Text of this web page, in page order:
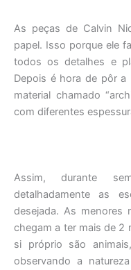
As peças de Calvin
papel. Isso porque ele
todos os detalhes e
Depois é hora de pôr a
material chamado
com diferentes
Assim, durante
detalhadamente as
desejada. As
chegam a ter mais de 2
si próprio são
observando a